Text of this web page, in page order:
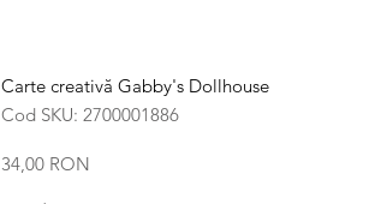
Carte creativă Gabby's Dollhouse
Cod SKU: 2700001886
34,00 RON